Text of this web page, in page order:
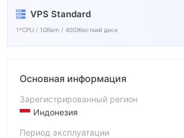
VPS Standard
1*CPU / 1GRam / 40GЖесткий диск
Основная информация
Зарегистрированный регион
Индонезия
Период эксплуатации